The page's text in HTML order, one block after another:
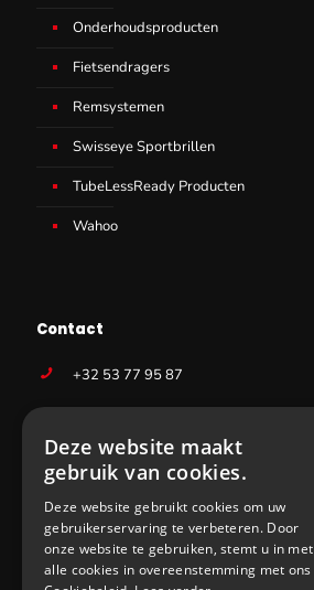
Onderhoudsproducten
Fietsendragers
Remsystemen
Swisseye Sportbrillen
TubeLessReady Producten
Wahoo
Contact
+32 53 77 95 87
BE 0831403727
Deze website maakt
gebruik van cookies.
Deze website gebruikt cookies om uw
gebruikerservaring te verbeteren. Door
onze website te gebruiken, stemt u in met
alle cookies in overeenstemming met ons